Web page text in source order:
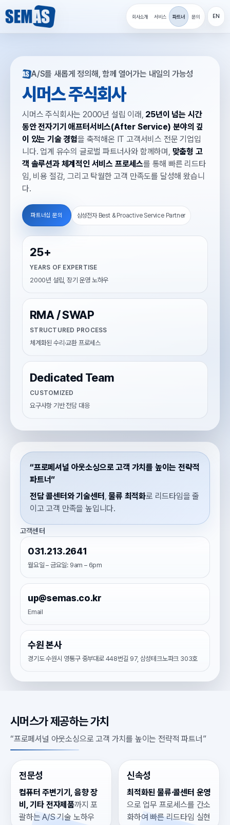
회사소개 서비스 파트너 문의 EN
A/S를 새롭게 정의해, 함께 열어가는 내일의 가능성
시머스 주식회사
시머스 주식회사는 2000년 설립 이래, 25년이 넘는 시간
동안 전자기기 애프터서비스(After Service) 분야의 깊
이 있는 기술 경험을 축적해온 IT 고객서비스 전문 기업입
니다. 업계 유수의 글로벌 파트너사와 함께하며, 맞춤형 고
객 솔루션과 체계적인 서비스 프로세스를 통해 빠른 리드타
임, 비용 절감, 그리고 탁월한 고객 만족도를 달성해 왔습니
다.
파트너십 문의 삼성전자 Best & Proactive Service Partner
25+
YEARS OF EXPERTISE
2000년 설립, 장기 운영 노하우
RMA / SWAP
STRUCTURED PROCESS
체계화된 수리·교환 프로세스
Dedicated Team
CUSTOMIZED
요구사항 기반 전담 대응
“프로페셔널 아웃소싱으로 고객 가치를 높이는 전략적
파트너”
전담 콜센터와 기술센터,물류 최적화로 리드타임을 줄
이고 고객 만족을 높입니다.
고객센터
031.213.2641
월요일 – 금요일: 9am – 6pm
up@semas.co.kr
Email
수원 본사
경기도 수원시 영통구 중부대로 448번길 97, 삼성테크노파크 303호
시머스가 제공하는 가치
“프로페셔널 아웃소싱으로 고객 가치를 높이는 전략적 파트너”
전문성
컴퓨터 주변기기, 음향 장
비, 기타 전자제품까지 포
괄하는 A/S 기술 노하우
신속성
최적화된 물류·콜센터 운영
으로 업무 프로세스를 간소
화하여 빠른 리드타임 실현